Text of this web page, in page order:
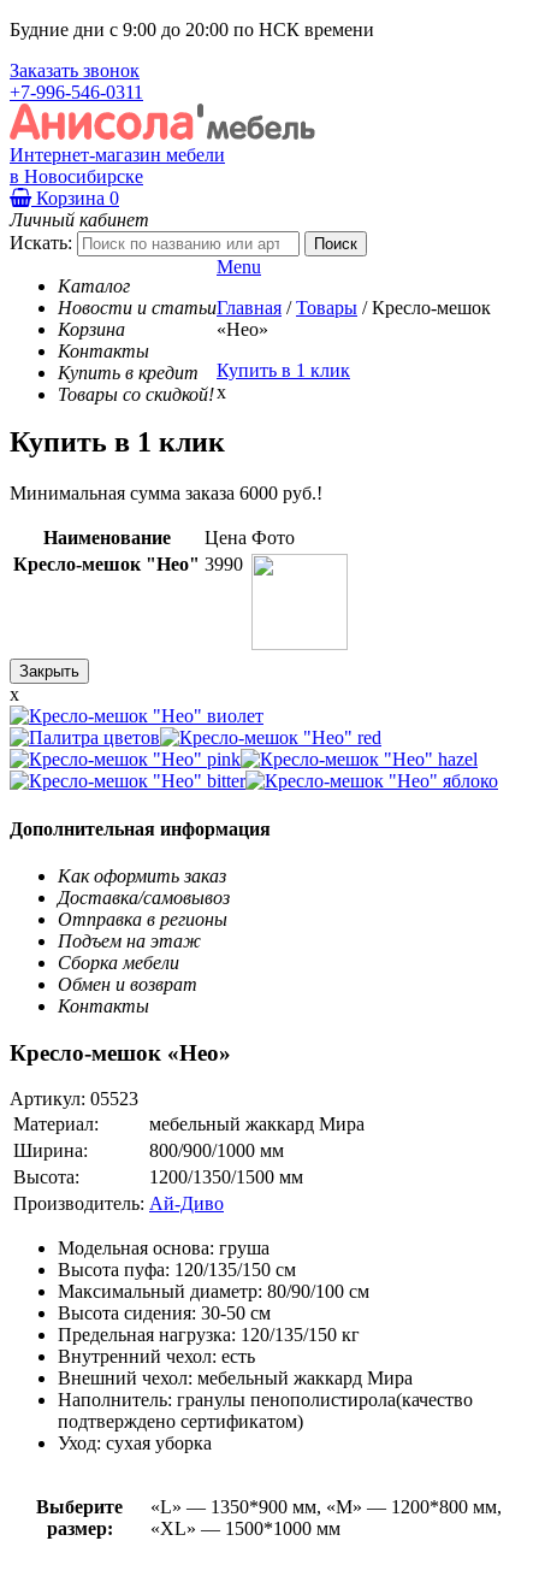
Будние дни с 9:00 до 20:00 по НСК времени
Заказать звонок
+7-996-546-0311
Интернет-магазин мебели
в Новосибирске
Корзина 0
Личный кабинет
Искать:
Каталог
Новости и статьи
Корзина
Контакты
Купить в кредит
Товары со скидкой!
Menu
Главная / Товары / Кресло-мешок
«Нео»
Купить в 1 клик
x
Купить в 1 клик
Минимальная сумма заказа 6000 руб.!
Наименование Цена Фото
Кресло-мешок "Нео" 3990
Закрыть
x
Дополнительная информация
Как оформить заказ
Доставка/самовывоз
Отправка в регионы
Подъем на этаж
Сборка мебели
Обмен и возврат
Контакты
Кресло-мешок «Нео»
Артикул: 05523
Материал:
мебельный жаккард Мира
Ширина:
800/900/1000 мм
Высота:
1200/1350/1500 мм
Производитель: Ай-Диво
Модельная основа: груша
Высота пуфа: 120/135/150 см
Максимальный диаметр: 80/90/100 см
Высота сидения: 30-50 см
Предельная нагрузка: 120/135/150 кг
Внутренний чехол: есть
Внешний чехол: мебельный жаккард Мира
Наполнитель: гранулы пенополистирола(качество
подтверждено сертификатом)
Уход: сухая уборка
Выберите
размер:
«L» — 1350*900 мм, «М» — 1200*800 мм,
«XL» — 1500*1000 мм